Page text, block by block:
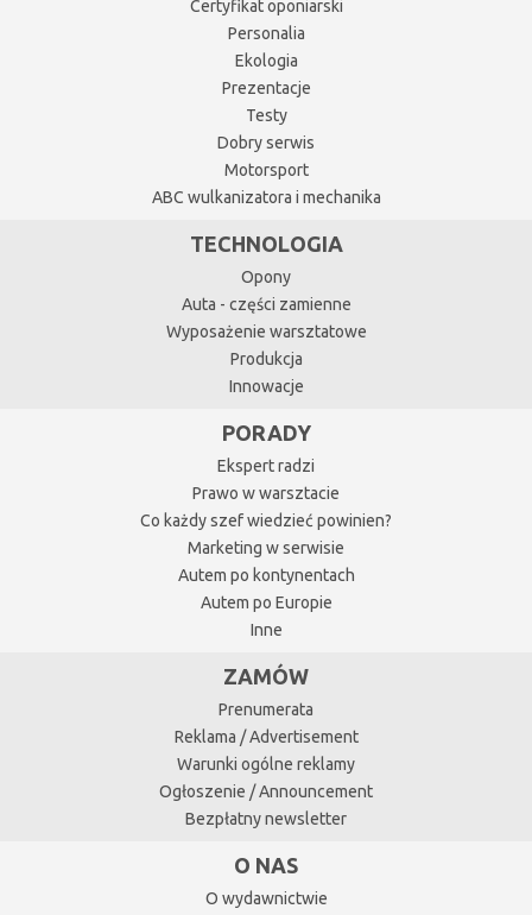
Certyfikat oponiarski
Personalia
Ekologia
Prezentacje
Testy
Dobry serwis
Motorsport
ABC wulkanizatora i mechanika
TECHNOLOGIA
Opony
Auta - części zamienne
Wyposażenie warsztatowe
Produkcja
Innowacje
PORADY
Ekspert radzi
Prawo w warsztacie
Co każdy szef wiedzieć powinien?
Marketing w serwisie
Autem po kontynentach
Autem po Europie
Inne
ZAMÓW
Prenumerata
Reklama / Advertisement
Warunki ogólne reklamy
Ogłoszenie / Announcement
Bezpłatny newsletter
O NAS
O wydawnictwie